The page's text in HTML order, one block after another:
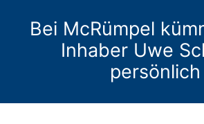
Bei McRümpel
Inhaber Uwe
persönlich